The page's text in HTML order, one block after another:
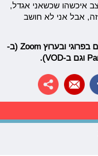
איכשהו שכשאני אגדל,
אבל אני לא חושב
א' עד ת' משודרת בימי שני בצהריים בפרוגי ובערוץ Zoom (ב-